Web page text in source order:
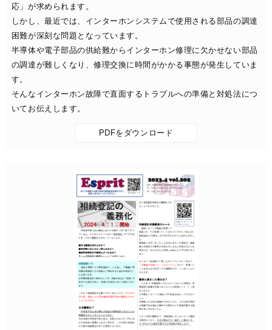
応」が求められます。
しかし、最近では、インターホンシステムで使用される部品の調達
困難が深刻な問題となっています。
半導体や電子部品の供給難からインターホン修理に欠かせない部品
の調達が難しくなり、修理交換に時間がかかる事態が発生していま
す。
そんなインターホン故障で直面するトラブルへの準備と対処法につ
いてお伝えします。
PDFをダウンロード